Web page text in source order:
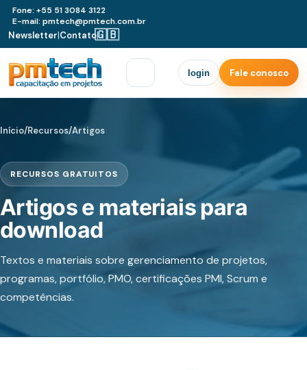
Fone: +55 51 3084 3122
E-mail: pmtech@pmtech.com.br
Newsletter|Contato|
🇬🇧
login Fale conosco
Início/Recursos/Artigos
RECURSOS GRATUITOS
Artigos e materiais para
download
Textos e materiais sobre gerenciamento de projetos,
programas, portfólio, PMO, certificações PMI, Scrum e
competências.